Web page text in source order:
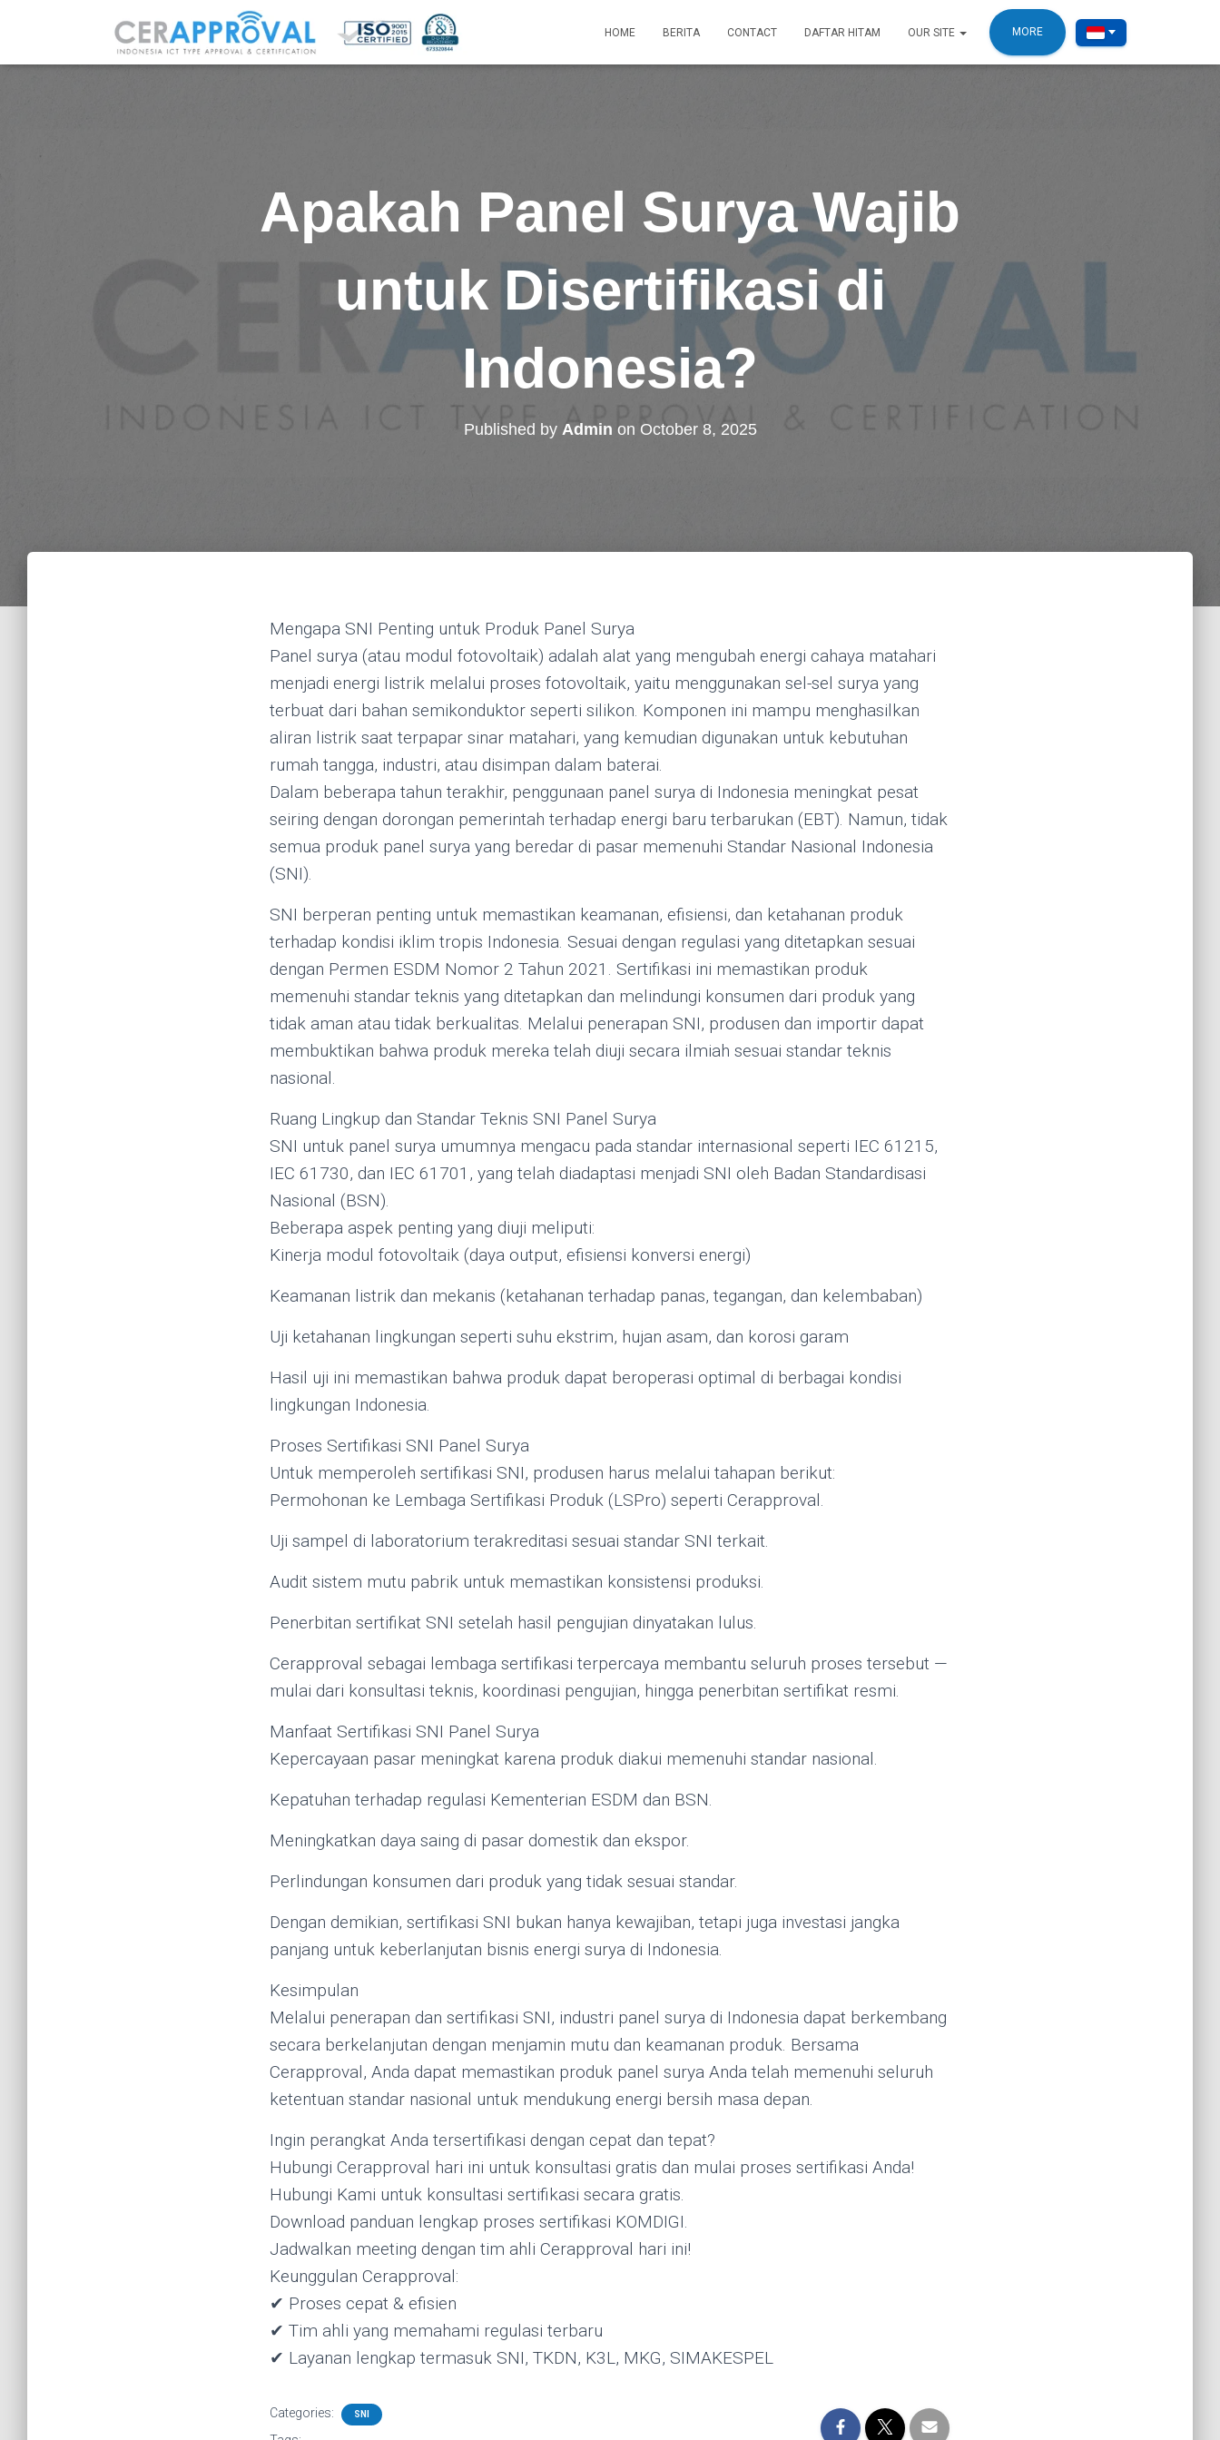
HOME BERITA CONTACT DAFTAR HITAM OUR SITE MORE
Apakah Panel Surya Wajib
untuk Disertifikasi di
Indonesia?
Published by Admin on October 8, 2025
Mengapa SNI Penting untuk Produk Panel Surya
Panel surya (atau modul fotovoltaik) adalah alat yang mengubah energi cahaya matahari
menjadi energi listrik melalui proses fotovoltaik, yaitu menggunakan sel-sel surya yang
terbuat dari bahan semikonduktor seperti silikon. Komponen ini mampu menghasilkan
aliran listrik saat terpapar sinar matahari, yang kemudian digunakan untuk kebutuhan
rumah tangga, industri, atau disimpan dalam baterai.
Dalam beberapa tahun terakhir, penggunaan panel surya di Indonesia meningkat pesat
seiring dengan dorongan pemerintah terhadap energi baru terbarukan (EBT). Namun, tidak
semua produk panel surya yang beredar di pasar memenuhi Standar Nasional Indonesia
(SNI).
SNI berperan penting untuk memastikan keamanan, efisiensi, dan ketahanan produk
terhadap kondisi iklim tropis Indonesia. Sesuai dengan regulasi yang ditetapkan sesuai
dengan Permen ESDM Nomor 2 Tahun 2021. Sertifikasi ini memastikan produk
memenuhi standar teknis yang ditetapkan dan melindungi konsumen dari produk yang
tidak aman atau tidak berkualitas. Melalui penerapan SNI, produsen dan importir dapat
membuktikan bahwa produk mereka telah diuji secara ilmiah sesuai standar teknis
nasional.
Ruang Lingkup dan Standar Teknis SNI Panel Surya
SNI untuk panel surya umumnya mengacu pada standar internasional seperti IEC 61215,
IEC 61730, dan IEC 61701, yang telah diadaptasi menjadi SNI oleh Badan Standardisasi
Nasional (BSN).
Beberapa aspek penting yang diuji meliputi:
Kinerja modul fotovoltaik (daya output, efisiensi konversi energi)
Keamanan listrik dan mekanis (ketahanan terhadap panas, tegangan, dan kelembaban)
Uji ketahanan lingkungan seperti suhu ekstrim, hujan asam, dan korosi garam
Hasil uji ini memastikan bahwa produk dapat beroperasi optimal di berbagai kondisi
lingkungan Indonesia.
Proses Sertifikasi SNI Panel Surya
Untuk memperoleh sertifikasi SNI, produsen harus melalui tahapan berikut:
Permohonan ke Lembaga Sertifikasi Produk (LSPro) seperti Cerapproval.
Uji sampel di laboratorium terakreditasi sesuai standar SNI terkait.
Audit sistem mutu pabrik untuk memastikan konsistensi produksi.
Penerbitan sertifikat SNI setelah hasil pengujian dinyatakan lulus.
Cerapproval sebagai lembaga sertifikasi terpercaya membantu seluruh proses tersebut —
mulai dari konsultasi teknis, koordinasi pengujian, hingga penerbitan sertifikat resmi.
Manfaat Sertifikasi SNI Panel Surya
Kepercayaan pasar meningkat karena produk diakui memenuhi standar nasional.
Kepatuhan terhadap regulasi Kementerian ESDM dan BSN.
Meningkatkan daya saing di pasar domestik dan ekspor.
Perlindungan konsumen dari produk yang tidak sesuai standar.
Dengan demikian, sertifikasi SNI bukan hanya kewajiban, tetapi juga investasi jangka
panjang untuk keberlanjutan bisnis energi surya di Indonesia.
Kesimpulan
Melalui penerapan dan sertifikasi SNI, industri panel surya di Indonesia dapat berkembang
secara berkelanjutan dengan menjamin mutu dan keamanan produk. Bersama
Cerapproval, Anda dapat memastikan produk panel surya Anda telah memenuhi seluruh
ketentuan standar nasional untuk mendukung energi bersih masa depan.
Ingin perangkat Anda tersertifikasi dengan cepat dan tepat?
Hubungi Cerapproval hari ini untuk konsultasi gratis dan mulai proses sertifikasi Anda!
Hubungi Kami untuk konsultasi sertifikasi secara gratis.
Download panduan lengkap proses sertifikasi KOMDIGI.
Jadwalkan meeting dengan tim ahli Cerapproval hari ini!
Keunggulan Cerapproval:
✔ Proses cepat & efisien
✔ Tim ahli yang memahami regulasi terbaru
✔ Layanan lengkap termasuk SNI, TKDN, K3L, MKG, SIMAKESPEL
Categories: SNI